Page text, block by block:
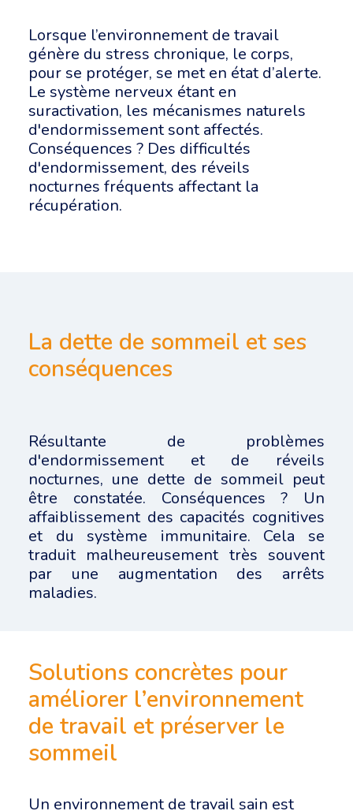
Lorsque l’environnement de travail
génère du stress chronique, le corps,
pour se protéger, se met en état d’alerte.
Le système nerveux étant en
suractivation, les mécanismes naturels
d'endormissement sont affectés.
Conséquences ? Des difficultés
d'endormissement, des réveils
nocturnes fréquents affectant la
récupération.
La dette de sommeil et ses
conséquences
Résultante de problèmes
d'endormissement et de réveils
nocturnes, une dette de sommeil peut
être constatée. Conséquences ? Un
affaiblissement des capacités cognitives
et du système immunitaire. Cela se
traduit malheureusement très souvent
par une augmentation des arrêts
maladies.
Solutions concrètes pour
améliorer l’environnement
de travail et préserver le
sommeil
Un environnement de travail sain est